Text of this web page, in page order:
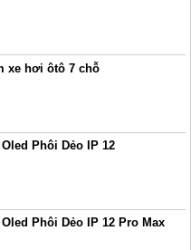
xe hơi ôtô 7 chỗ
Phôi Dẻo IP 12
Phôi Dẻo IP 12 Pro Max